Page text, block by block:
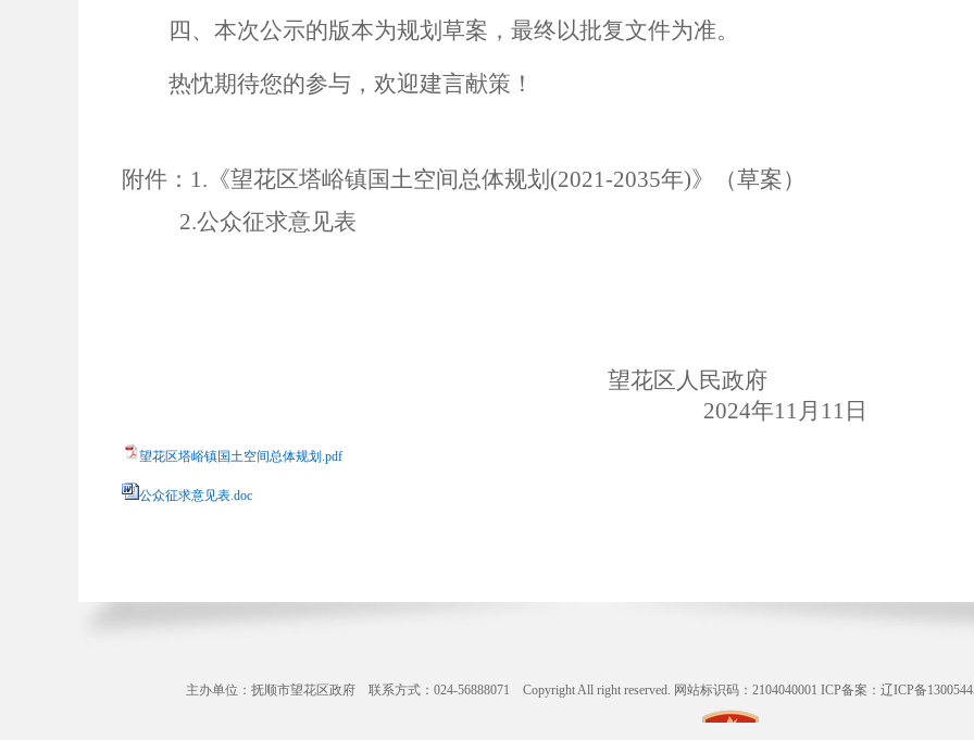
四、本次公示的版本为规划草案，最终以批复文件为准。
热忱期待您的参与，欢迎建言献策！
附件：1.《望花区塔峪镇国土空间总体规划(2021-2035年)》（草案）
2.公众征求意见表
望花区人民政府
2024年11月 11 日
望花区塔峪镇国土空间总体规划.pdf
公众征求意见表.doc
主办单位：抚顺市望花区政府 联系方式：024-56888071 Copyright All right reserved. 网站标识码：2104040001 ICP备案：辽ICP备